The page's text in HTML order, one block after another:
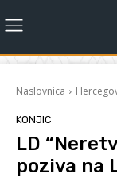
Naslovnica
KONJIC
LD
poziva na